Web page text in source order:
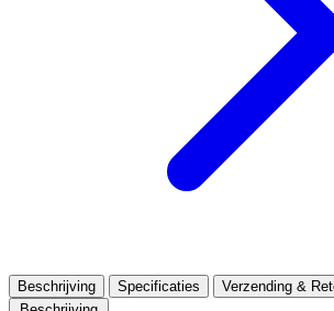
Beschrijving Specificaties
Verzending &